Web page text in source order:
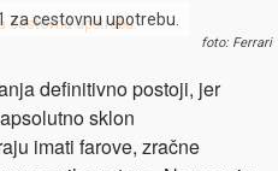
za cestovnu upotrebu.
foto: Ferrari
definitivno postoji, jer
sklon
imati farove, zračne